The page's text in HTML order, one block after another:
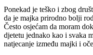
Ponekad je teško i zbog
da je majka prirodno bolji
Često osjećam da moram
djetetu jednako kao i svaka
natjecanje između majki i